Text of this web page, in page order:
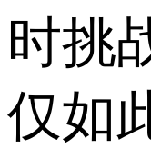
时挑
仅如